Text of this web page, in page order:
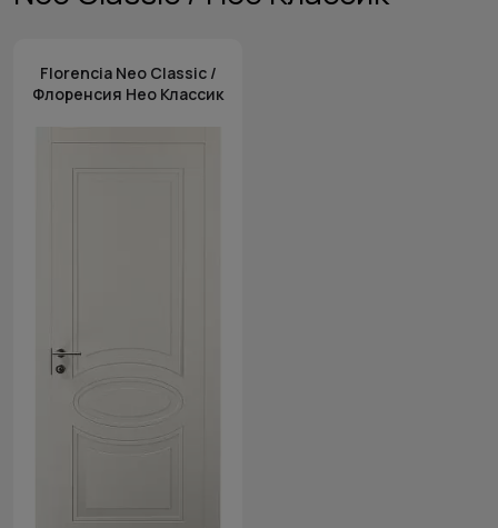
Florencia Neo Classic /
Флоренсия Нео Классик